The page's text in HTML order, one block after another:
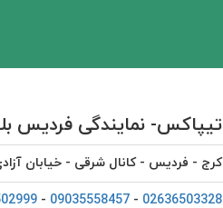
تیپاکس- نمایندگی فردیس
کرج - فردیس - کانال شرقی - خیابان
02636503328
-
09035558457
-